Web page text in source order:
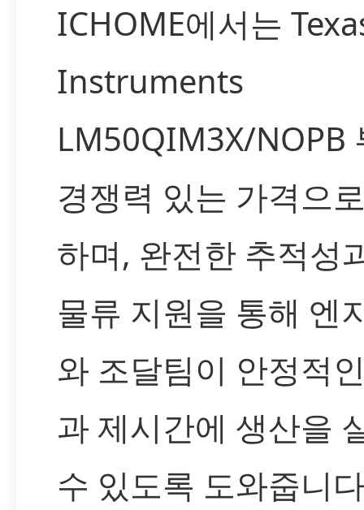
ICHOME에서는
Instruments
LM50QIM3X/NOPB
경쟁력 있는 가격으
하며, 완전한 추적성
물류 지원을 통해 엔
와 조달팀이 안정적
과 제시간에 생산을
수 있도록 도와줍니